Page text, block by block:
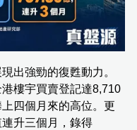
出強勁的復甦動力。
樓宇買賣登記達8,710
四個月來的高位。更
升三個月，錄得